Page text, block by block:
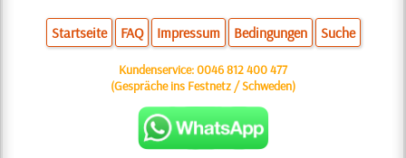
Startseite FAQ Impressum Bedingungen Suche
Kundenservice:0046 812 400 477
(Gespräche ins Festnetz / Schweden)